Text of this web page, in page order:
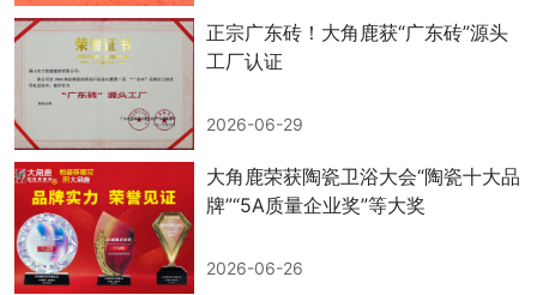
正宗广东砖！大角鹿获“广东砖”源头
工厂认证
2026-06-29
大角鹿荣获陶瓷卫浴大会“陶瓷十大品
牌”“5A质量企业奖”等大奖
2026-06-26